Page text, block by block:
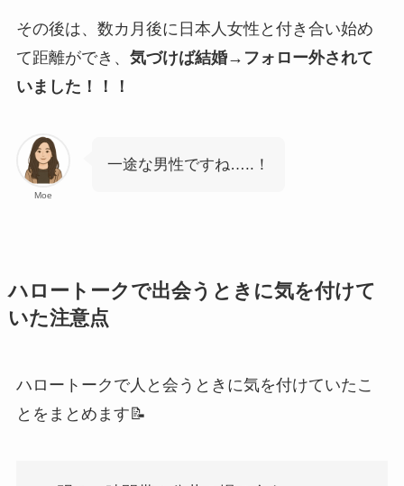
その後は、数カ月後に日本人女性と付き合い始め
て距離ができ、 気づけば結婚→フォロー外されて
いました！！！
Moe
一途な男性ですね…..！
ハロートークで出会うときに気を付けて
いた注意点
ハロートークで人と会うときに気を付けていたこ
とをまとめます📝